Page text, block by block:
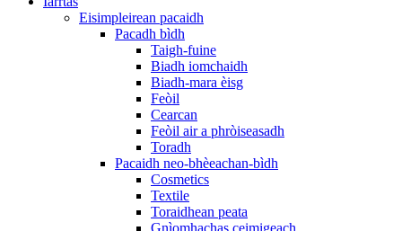
Eisimpleirean pacaidh
Pacadh bìdh
Taigh-fuine
Biadh iomchaidh
Biadh-mara èisg
Feòil
Cearcan
Feòil air a phròiseasadh
Toradh
Pacaidh neo-bhèeachan-bìdh
Cosmetics
Textile
Toraidhean peata
Gnìomhachas ceimigeach